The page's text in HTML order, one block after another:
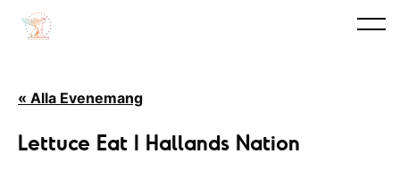
« Alla Evenemang
Lettuce Eat I Hallands Nation